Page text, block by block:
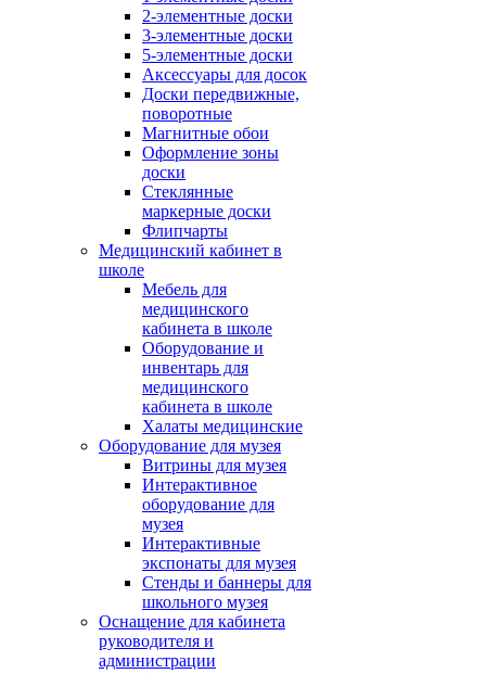
2-элементные доски
3-элементные доски
5-элементные доски
Аксессуары для досок
Доски передвижные,
поворотные
Магнитные обои
Оформление зоны
доски
Стеклянные
маркерные доски
Флипчарты
Медицинский кабинет в
школе
Мебель для
медицинского
кабинета в школе
Оборудование и
инвентарь для
медицинского
кабинета в школе
Халаты медицинские
Оборудование для музея
Витрины для музея
Интерактивное
оборудование для
музея
Интерактивные
экспонаты для музея
Стенды и баннеры для
школьного музея
Оснащение для кабинета
руководителя и
администрации